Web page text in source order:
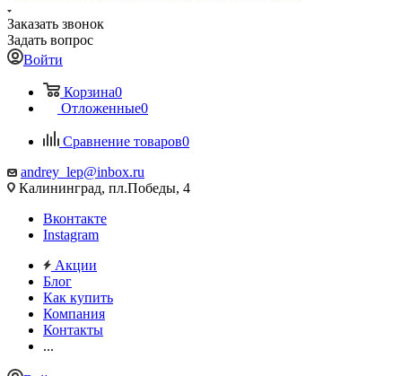
Заказать звонок
Задать вопрос
Войти
Корзина0
Отложенные0
Сравнение товаров0
andrey_lep@inbox.ru
Калининград, пл.Победы, 4
Вконтакте
Instagram
Акции
Блог
Как купить
Компания
Контакты
...